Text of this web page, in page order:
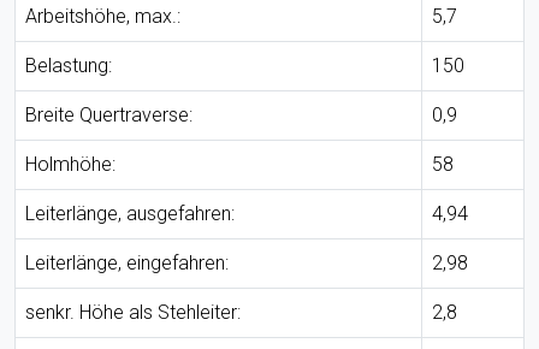
Arbeitshöhe, max.: 5,7
Belastung: 150
Breite Quertraverse: 0,9
Holmhöhe: 58
Leiterlänge, ausgefahren: 4,94
Leiterlänge, eingefahren: 2,98
senkr. Höhe als Stehleiter: 2,8